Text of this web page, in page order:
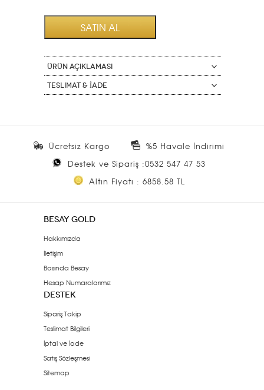
ÜRÜN AÇIKLAMASI
Teslimat & İade
Ücretsiz Kargo
%5 Havale İndirimi
Destek ve Sipariş :0532 547 47 53
Altın Fiyatı : 6858.58 TL
BESAY GOLD
Hakkımızda
İletişim
Basında Besay
Hesap Numaralarımız
DESTEK
Sipariş Takip
Teslimat Bilgileri
İptal ve İade
Satış Sözleşmesi
Sitemap